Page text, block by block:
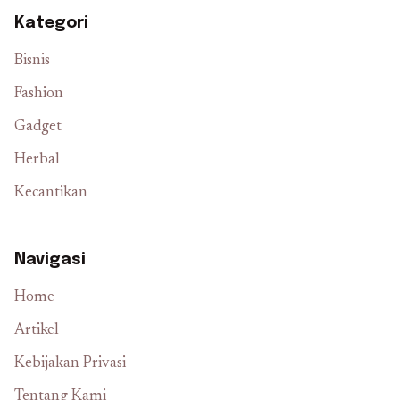
Kategori
Bisnis
Fashion
Gadget
Herbal
Kecantikan
Navigasi
Home
Artikel
Kebijakan Privasi
Tentang Kami